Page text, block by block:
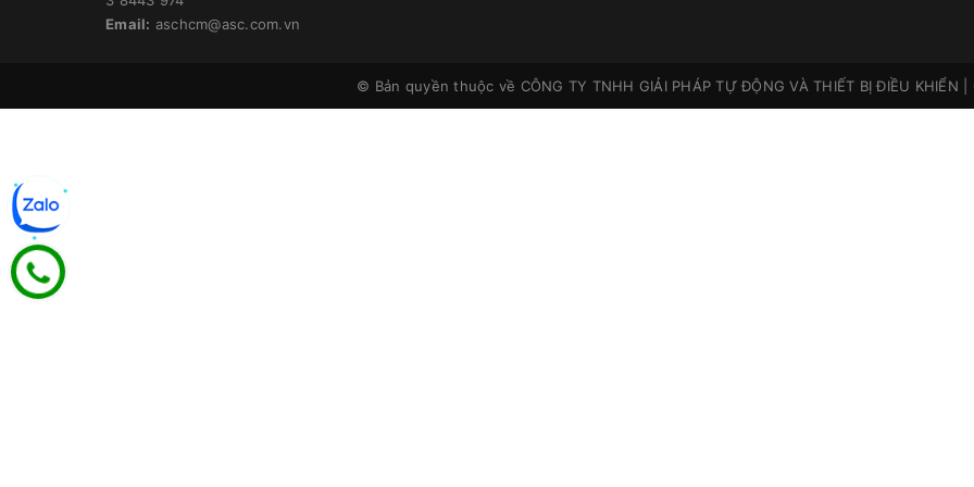
Email: aschcm@asc.com.vn
© Bản quyền thuộc về CÔNG TY TNHH GIẢI PHÁP TỰ ĐỘNG VÀ THIẾT BỊ ĐIỀU KHIỂN